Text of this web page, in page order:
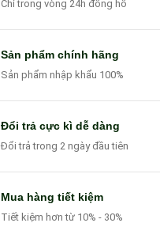
Chỉ trong vòng 24h đồng hồ
Sản phẩm chính hãng
Sản phẩm nhập khẩu 100%
Đổi trả cực kì dễ dàng
Đổi trả trong 2 ngày đầu tiên
Mua hàng tiết kiệm
Tiết kiệm hơn từ 10% - 30%